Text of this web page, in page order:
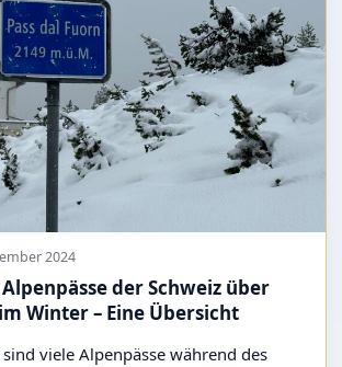
2024
der Schweiz über
Winter – Eine Übersicht
viele Alpenpässe während des